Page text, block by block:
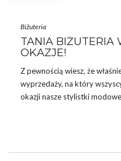
Biżuteria
TANIA BIŻUTERIA
OKAZJE!
Z pewnością wiesz, że
wyprzedaży, na który
okazji nasze stylistki